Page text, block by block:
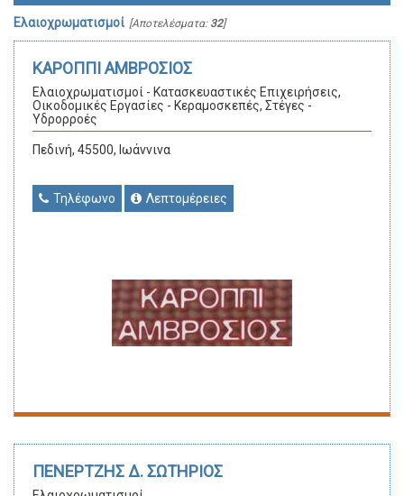
Ελαιοχρωματισμοί [Αποτελέσματα: 32]
ΚΑΡΟΠΠΙ ΑΜΒΡΟΣΙΟΣ
Ελαιοχρωματισμοί - Κατασκευαστικές Επιχειρήσεις,
Οικοδομικές Εργασίες - Κεραμοσκεπές, Στέγες -
Υδρορροές
Πεδινή, 45500, Ιωάννινα
Τηλέφωνο Λεπτομέρειες
ΠΕΝΕΡΤΖΗΣ Δ. ΣΩΤΗΡΙΟΣ